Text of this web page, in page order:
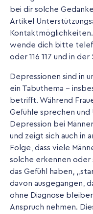
bei dir solche
Artikel
wende dich bitte
oder 116 117 und in der
Depressionen sind in
ein Tabuthema –
betrifft. Während
Gefühle sprechen
Depression bei
und zeigt sich auch in
Folge, dass viele
solche erkennen oder
das Gefühl haben,
davon ausgegangen,
ohne Diagnose
Anspruch nehmen.